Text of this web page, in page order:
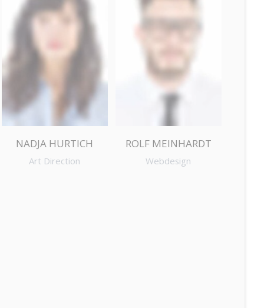
NADJA HURTICH
Art Direction
ROLF MEINHARDT
Webdesign